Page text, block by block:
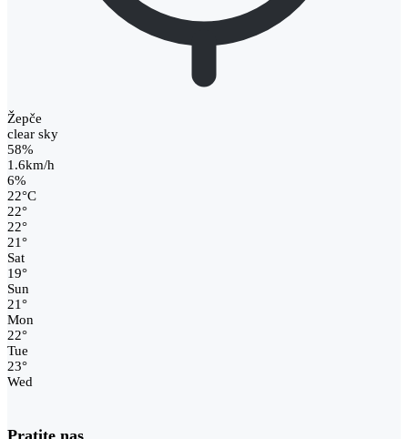
Žepče
clear sky
58%
1.6km/h
6%
22°C
22°
22°
21°
Sat
19°
Sun
21°
Mon
22°
Tue
23°
Wed
Pratite nas